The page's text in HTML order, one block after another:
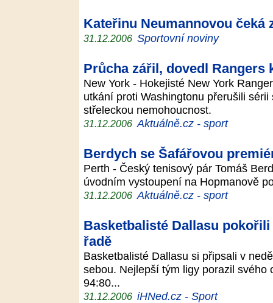
Kateřinu Neumannovou čeká
31.12.2006 Sportovní noviny
Průcha zářil, dovedl Rangers
New York - Hokejisté New York
utkání proti Washingtonu přerušili
střeleckou nemohoucnost.
31.12.2006 Aktuálně.cz - sport
Berdych se Šafářovou
Perth - Český tenisový pár Tomáš
úvodním vystoupení na Hopmanově
31.12.2006 Aktuálně.cz - sport
Basketbalisté Dallasu
řadě
Basketbalisté Dallasu si připsali v
sebou. Nejlepší tým ligy porazil
94:80...
31.12.2006 iHNed.cz - Sport